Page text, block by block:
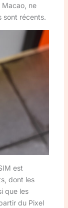
ne
sont récents.
est
dont les
que les
du Pixel